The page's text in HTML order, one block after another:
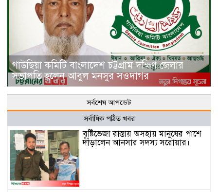
গাউছিয়া কমিটি বাংলাদেশ চট্টগ্রাম দক্ষিণ জেলার
সভাপতি হলেন আবুল মনসুর সওদাগর
সর্বশেষ আপডেট
সর্বাধিক পঠিত খবর
বৃষ্টিভেজা রাস্তায় অসহায় মানুষের পাশে
দাঁড়ালেন আনসার সদস্য সরোয়ার।